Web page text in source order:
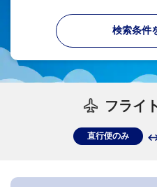
検索条件
フライ
直行便のみ